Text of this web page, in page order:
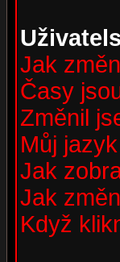
Jak
Časy
Změnil
Můj
Jak
Jak
Když